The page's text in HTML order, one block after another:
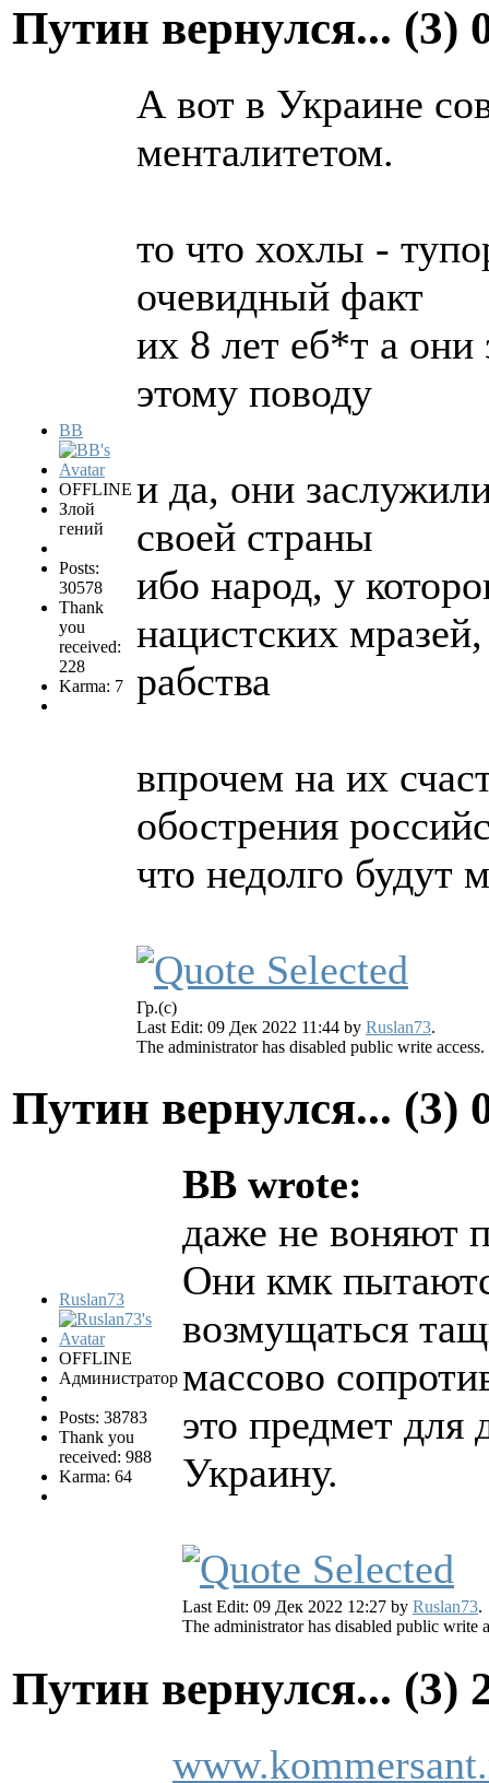
Путин вернулся... (3)
BB
OFFLINE
Злой
гений
Posts:
30578
Thank
you
received:
228
Karma: 7
А вот в Украине
менталитетом.
то что хохлы -
очевидный факт
их 8 лет еб*т а они
этому поводу
и да, они
своей страны
ибо народ, у
нацистских
рабства
впрочем на их
обострения
что недолго будут
Гр.(с)
Last Edit: 09 Дек 2022 11:44 by Ruslan73.
The administrator has disabled public write access.
Путин вернулся... (3)
Ruslan73
OFFLINE
Администратор
Posts: 38783
Thank you
received: 988
Karma: 64
BB wrote:
даже не воняют
Они кмк
возмущаться
массово
это предмет для
Украину.
Last Edit: 09 Дек 2022 12:27 by Ruslan73.
The administrator has disabled public write
Путин вернулся... (3)